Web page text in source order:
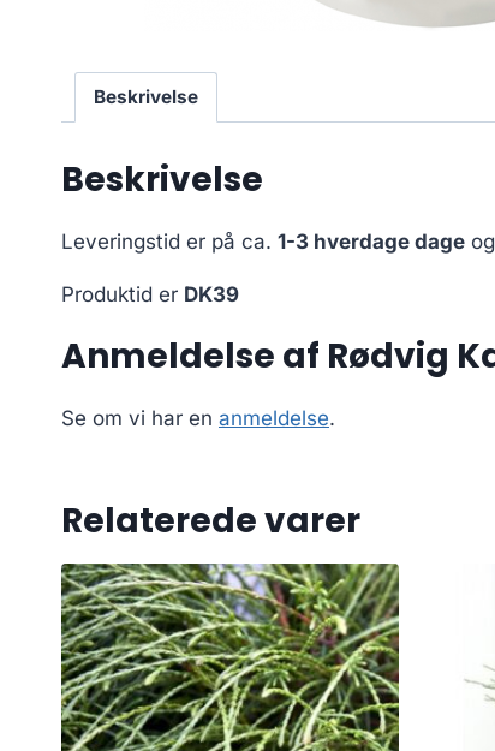
Beskrivelse
Beskrivelse
Leveringstid er på ca. 1-3 hverdage dage
Produktid er DK39
Anmeldelse af Rødvig
Se om vi har en anmeldelse.
Relaterede varer